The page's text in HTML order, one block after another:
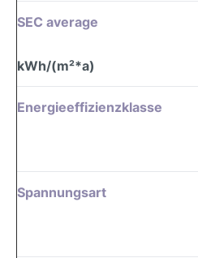
SEC average
kWh/(m²*a)
Energieeffizienzklasse
Spannungsart